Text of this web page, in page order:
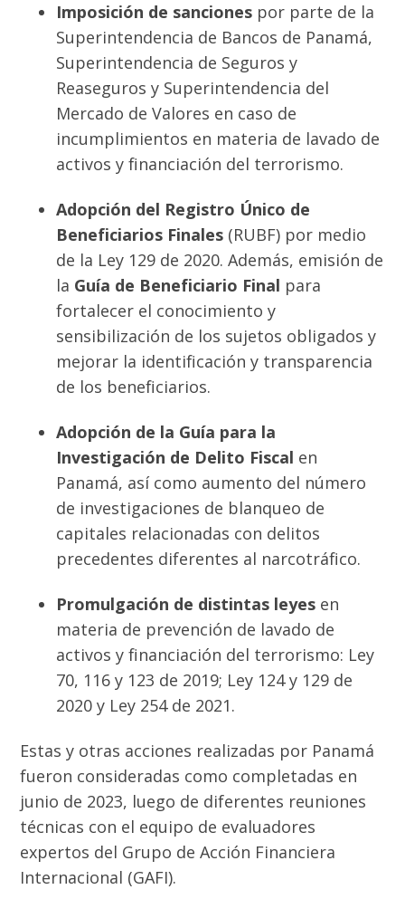
Imposición de sanciones por parte de la
Superintendencia de Bancos de Panamá,
Superintendencia de Seguros y
Reaseguros y Superintendencia del
Mercado de Valores en caso de
incumplimientos en materia de lavado de
activos y financiación del terrorismo.
Adopción del Registro Único de
Beneficiarios Finales (RUBF) por medio
de la Ley 129 de 2020. Además, emisión de
la Guía de Beneficiario Final para
fortalecer el conocimiento y
sensibilización de los sujetos obligados y
mejorar la identificación y transparencia
de los beneficiarios.
Adopción de la Guía para la
Investigación de Delito Fiscal en
Panamá, así como aumento del número
de investigaciones de blanqueo de
capitales relacionadas con delitos
precedentes diferentes al narcotráfico.
Promulgación de distintas leyes en
materia de prevención de lavado de
activos y financiación del terrorismo: Ley
70, 116 y 123 de 2019; Ley 124 y 129 de
2020 y Ley 254 de 2021.
Estas y otras acciones realizadas por Panamá
fueron consideradas como completadas en
junio de 2023, luego de diferentes reuniones
técnicas con el equipo de evaluadores
expertos del Grupo de Acción Financiera
Internacional (GAFI).